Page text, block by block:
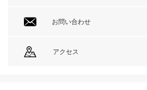
お問い合わせ
アクセス